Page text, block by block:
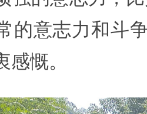
的意志力和斗
慨。